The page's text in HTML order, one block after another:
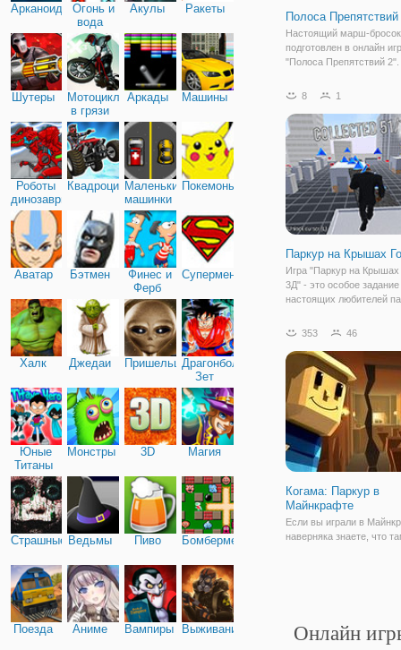
Арканоид
Огонь и
вода
Акулы Ракеты
Шутеры
Мотоциклы
в грязи
Аркады Машины
Роботы
динозавры
КвадроциклыМаленькие
машинки
Покемоны
Аватар Бэтмен
Финес и
Ферб
Супермен
Халк Джедаи ПришельцыДрагонболл
Зет
Юные
Титаны
Монстры 3D Магия
Страшные Ведьмы Пиво Бомбермен
Поезда Аниме Вампиры Выживание
Полоса Препятствий
Настоящий марш-
подготовлен в онлайн
"Полоса Препятствий
впечатляющая полоса
проходить ваш
будете в роли военного,
8 1
Паркур на Крышах
Игра "Паркур на Крышах
3Д" - это особое задание
настоящих любителей
играть в роли большого
показать свои умения
Основное
353 46
Когама: Паркур в
Майнкрафте
Если вы играли в
наверняка знаете, что
Онлайн